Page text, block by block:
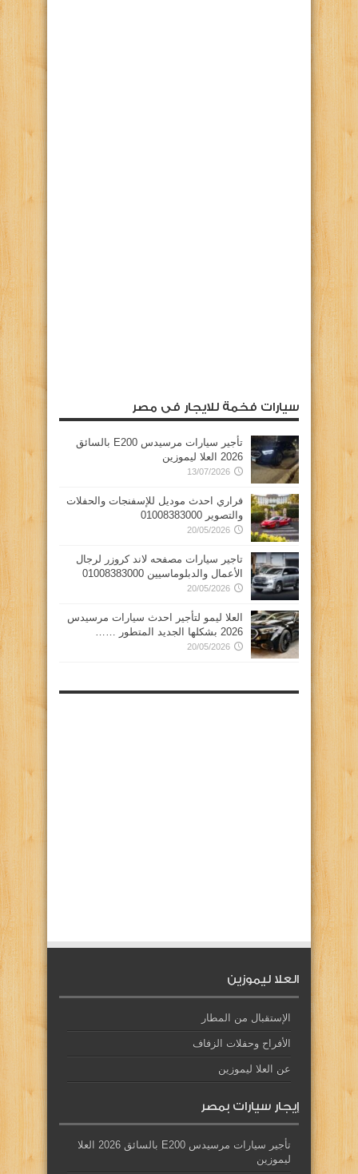
سيارات فخمة للايجار فى مصر
تأجير سيارات مرسيدس E200 بالسائق
2026 العلا ليموزين
13/07/2026
فراري احدث موديل للإسفنجات والحفلات
والتصوير 01008383000
20/05/2026
تاجير سيارات مصفحه لاند كروزر لرجال
الأعمال والدبلوماسيين 01008383000
20/05/2026
العلا ليمو لتأجير احدث سيارات مرسيدس
2026 بشكلها الجديد المتطور ……
20/05/2026
العلا ليموزين
الإستقبال من المطار
الأفراح وحفلات الزفاف
عن العلا ليموزين
إيجار سيارات بمصر
تأجير سيارات مرسيدس E200 بالسائق 2026 العلا
ليموزين